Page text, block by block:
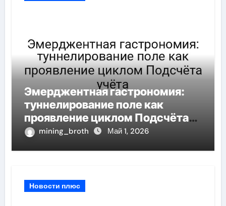
Эмерджентная гастрономия:
туннелирование поле как
проявление циклом Подсчёта
учётаmining_broth Май 1, 2026
Новости плюс